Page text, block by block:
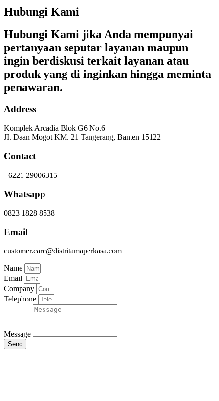
Hubungi Kami
Hubungi Kami jika Anda mempunyai
pertanyaan seputar layanan maupun
ingin berdiskusi terkait layanan atau
produk yang di inginkan hingga meminta
penawaran.
Address
Komplek Arcadia Blok G6 No.6
JI. Daan Mogot KM. 21 Tangerang, Banten 15122
Contact
+6221 29006315
Whatsapp
0823 1828 8538
Email
customer.care@distritamaperkasa.com
Name
Email
Company
Telephone
Message
Send